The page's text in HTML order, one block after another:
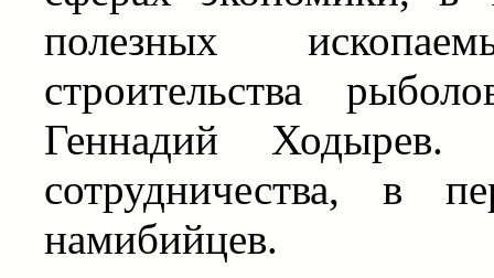
полезных
строительства
Геннадий Ходырев.
сотрудничества, в
намибийцев.